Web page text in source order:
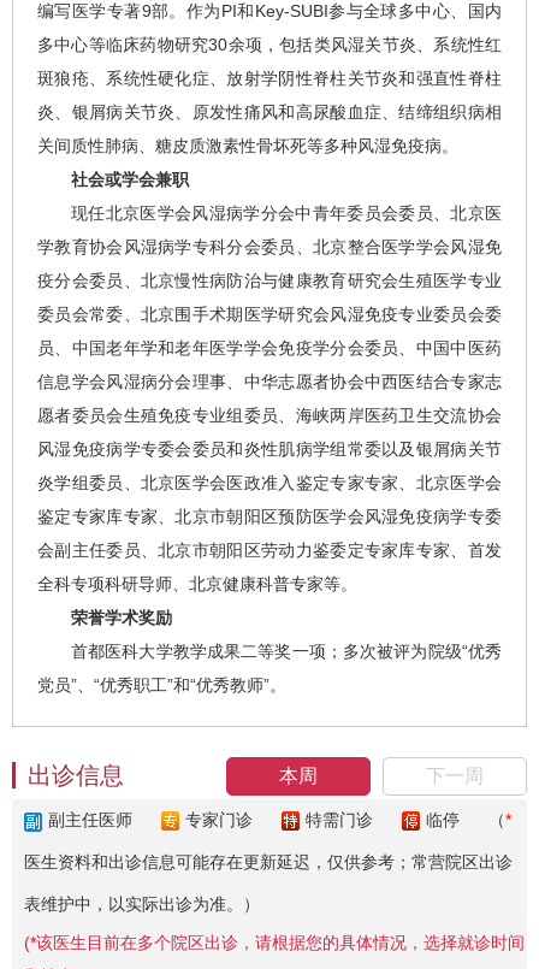
编写医学专著9部。作为PI和Key-SUBI参与全球多中心、国内
多中心等临床药物研究30余项，包括类风湿关节炎、系统性红
斑狼疮、系统性硬化症、放射学阴性脊柱关节炎和强直性脊柱
炎、银屑病关节炎、原发性痛风和高尿酸血症、结缔组织病相
关间质性肺病、糖皮质激素性骨坏死等多种风湿免疫病。
社会或学会兼职
现任北京医学会风湿病学分会中青年委员会委员、北京医
学教育协会风湿病学专科分会委员、北京整合医学学会风湿免
疫分会委员、北京慢性病防治与健康教育研究会生殖医学专业
委员会常委、北京围手术期医学研究会风湿免疫专业委员会委
员、中国老年学和老年医学学会免疫学分会委员、中国中医药
信息学会风湿病分会理事、中华志愿者协会中西医结合专家志
愿者委员会生殖免疫专业组委员、海峡两岸医药卫生交流协会
风湿免疫病学专委会委员和炎性肌病学组常委以及银屑病关节
炎学组委员、北京医学会医政准入鉴定专家专家、北京医学会
鉴定专家库专家、北京市朝阳区预防医学会风湿免疫病学专委
会副主任委员、北京市朝阳区劳动力鉴委定专家库专家、首发
全科专项科研导师、北京健康科普专家等。
荣誉学术奖励
首都医科大学教学成果二等奖一项；多次被评为院级“优秀
党员”、“优秀职工”和“优秀教师”。
本周 下一周
出诊信息
副主任医师 专家门诊 特需门诊 临停 （*
医生资料和出诊信息可能存在更新延迟，仅供参考；常营院区出诊
表维护中，以实际出诊为准。）
(*该医生目前在多个院区出诊，请根据您的具体情况，选择就诊时间